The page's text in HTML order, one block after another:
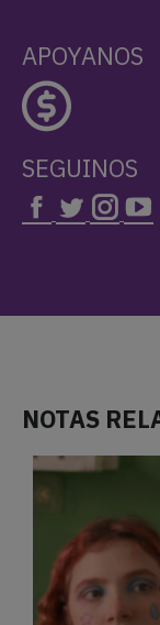
APOYANOS
SEGUINOS
NOTAS